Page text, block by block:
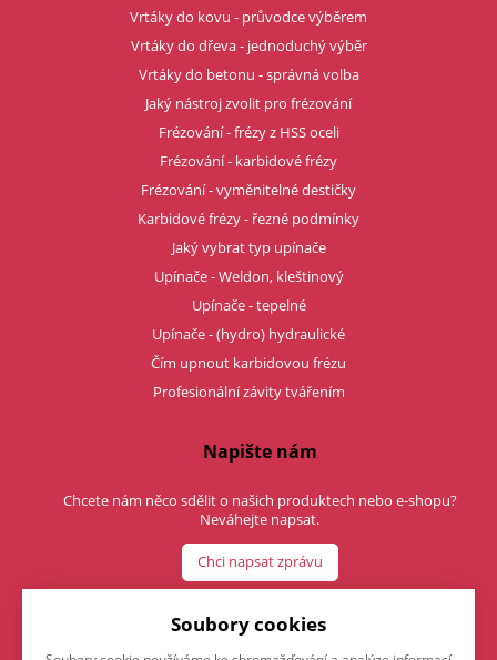
Vrtáky do kovu - průvodce výběrem
Vrtáky do dřeva - jednoduchý výběr
Vrtáky do betonu - správná volba
Jaký nástroj zvolit pro frézování
Frézování - frézy z HSS oceli
Frézování - karbidové frézy
Frézování - vyměnitelné destičky
Karbidové frézy - řezné podmínky
Jaký vybrat typ upínače
Upínače - Weldon, kleštinový
Upínače - tepelné
Upínače - (hydro) hydraulické
Čím upnout karbidovou frézu
Profesionální závity tvářením
Napište nám
Chcete nám něco sdělit o našich produktech nebo e-shopu?
Neváhejte napsat.
Chci napsat zprávu
Soubory cookies